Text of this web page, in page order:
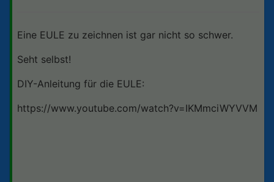
Eine EULE zu zeichnen ist gar nicht so schwer.
Seht selbst!
DIY-Anleitung für die EULE:
https://www.youtube.com/watch?v=IKMmciWYVVM